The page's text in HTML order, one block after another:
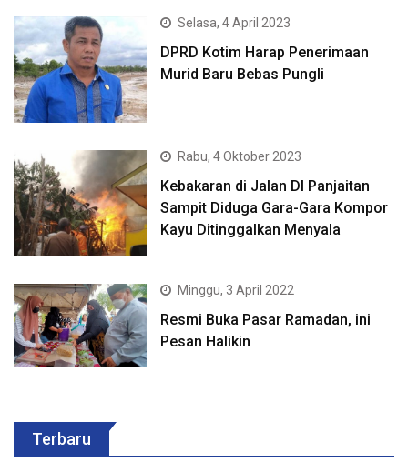
Selasa, 4 April 2023
DPRD Kotim Harap Penerimaan
Murid Baru Bebas Pungli
Rabu, 4 Oktober 2023
Kebakaran di Jalan DI Panjaitan
Sampit Diduga Gara-Gara Kompor
Kayu Ditinggalkan Menyala
Minggu, 3 April 2022
Resmi Buka Pasar Ramadan, ini
Pesan Halikin
Terbaru